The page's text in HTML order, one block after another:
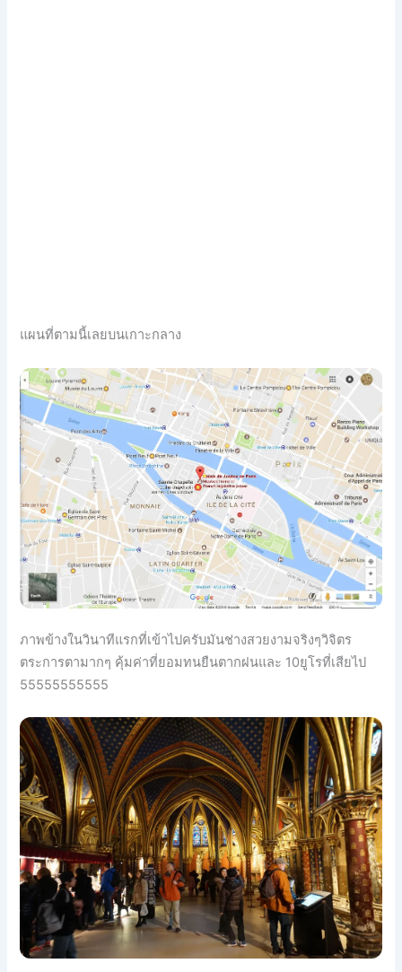
แผนที่ตามนี้เลยบนเกาะกลาง
ภาพข้างในวินาทีแรกที่เข้าไปครับมันช่างสวยงามจริงๆวิจิตร
ตระการตามากๆ คุ้มค่าที่ยอมทนยืนตากฝนและ 10ยูโรที่เสียไป
55555555555